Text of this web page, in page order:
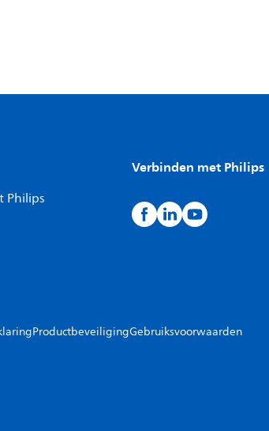
Philips
Verbinden met Philips
ProductbeveiligingGebruiksvoorwaarden